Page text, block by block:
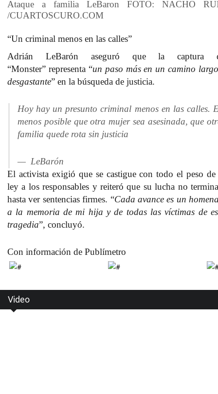
Ataque a familia LeBaron FOTO: NACHO
/CUARTOSCURO.COM
“Un criminal menos en las calles”
Adrián LeBarón aseguró que lacaptura
“Monster” representa “un paso más en un camino
desgastante” en la búsqueda de justicia.
Hoy hay un presunto criminal menos en las calles.
menos posible que otra mujer sea asesinada, que
familia quede rota sin justicia
— LeBarón
El activista exigió que se castiguecon todo elpeso
ley a los responsables y reiteró que su lucha no
hasta ver sentencias firmes. “Cada avance es un
a la memoria de mi hija y de todas las víctimas de
tragedia”, concluyó.
Con información de Publímetro
Video